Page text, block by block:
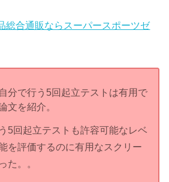
総合通販ならスーパースポーツゼ
分で行う5回起立テストは有用で
文を紹介。
5回起立テストも許容可能なレベ
を評価するのに有用なスクリー
た。。